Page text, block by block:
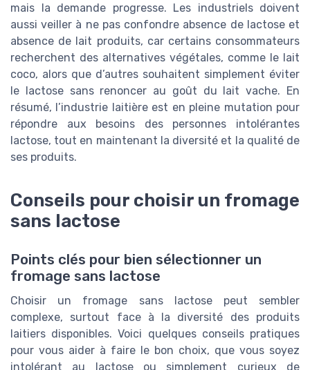
mais la demande progresse. Les industriels doivent
aussi veiller à ne pas confondre absence de lactose et
absence de lait produits, car certains consommateurs
recherchent des alternatives végétales, comme le lait
coco, alors que d’autres souhaitent simplement éviter
le lactose sans renoncer au goût du lait vache. En
résumé, l’industrie laitière est en pleine mutation pour
répondre aux besoins des personnes intolérantes
lactose, tout en maintenant la diversité et la qualité de
ses produits.
Conseils pour choisir un fromage
sans lactose
Points clés pour bien sélectionner un
fromage sans lactose
Choisir un fromage sans lactose peut sembler
complexe, surtout face à la diversité des produits
laitiers disponibles. Voici quelques conseils pratiques
pour vous aider à faire le bon choix, que vous soyez
intolérant au lactose ou simplement curieux de